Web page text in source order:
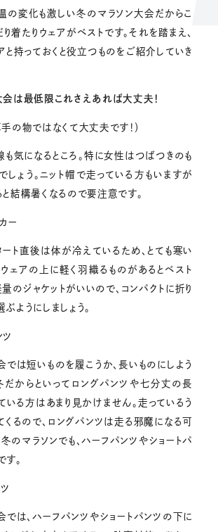
の変化も激しい冬のマラソン大会だからこ
着たりウェアがベストです。それを踏まえ、
と持っておくと役立つものをご紹介していき
会は最低限これさえあれば大丈夫！
の物ではなくて大丈夫です！）
も気になるところ。特に女性はつばつきのも
しょう。ニット帽で走っている方もいますが
結構暑くなるので要注意です。
ー
ート直後は体が冷えているため、とても寒い
ウェアの上に軽く羽織るものがあるとベスト
のジャケットがいいので、コンパクトに折り
ようにしましょう。
では短いものを履こうか、長いものにしよう
だからといってロングパンツや七分丈の長
いる方はあまり見かけません。走っているう
くるので、ロングパンツは走る邪魔になる可
のマラソンでも、ハーフパンツやショートパ
。
では、ハーフパンツやショートパンツの下に